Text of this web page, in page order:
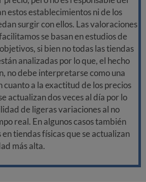
estos establecimientos ni de los
surgir con ellos. Las valoraciones
se basan en estudios de
si bien no todas las tiendas
analizadas por lo que, el hecho
no debe interpretarse como una
cuanto a la exactitud de los precios
actualizan dos veces al día por lo
de ligeras variaciones al no
real. En algunos casos también
tiendas físicas que se actualizan
más alta.